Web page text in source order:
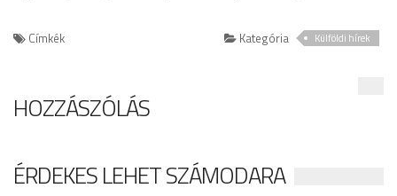
Címkék Kategória Külföldi hírek
HOZZÁSZÓLÁS
ÉRDEKES LEHET SZÁMODARA